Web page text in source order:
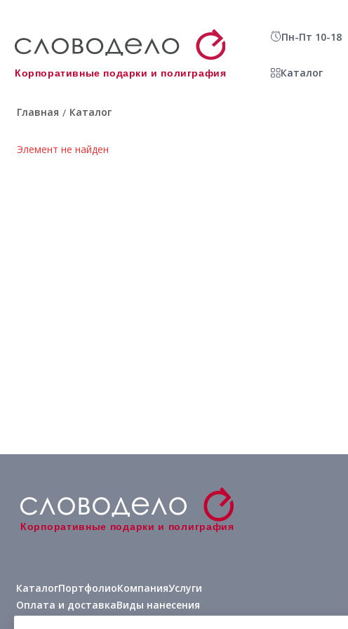
Корпоративные подарки и полиграфия
Пн-Пт 10-18
Каталог
Главная / Каталог
Элемент не найден
Корпоративные подарки и полиграфия
КаталогПортфолиоКомпанияУслуги
Оплата и доставкаВиды нанесения